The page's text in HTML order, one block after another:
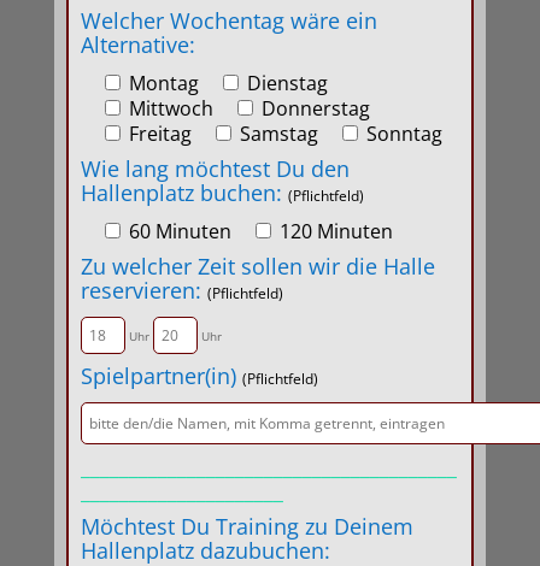
Welcher Wochentag wäre ein
Alternative:
Montag
Dienstag
Mittwoch
Donnerstag
Freitag
Samstag Sonntag
Wie lang möchtest Du den
Hallenplatz buchen: (Pflichtfeld)
60 Minuten 120 Minuten
Zu welcher Zeit sollen wir die Halle
reservieren: (Pflichtfeld)
Uhr Uhr
Spielpartner(in) (Pflichtfeld)
Möchtest Du Training zu Deinem
Hallenplatz dazubuchen: